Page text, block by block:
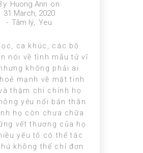
Huong Ann on
31 March, 2020
- Tâm lý,Yeu
ca khúc, các bộ
nói về tình mẫu tử vĩ
không phải ai
mạnh về mặt tinh
thậm chí chính họ
yêu nổi bản thân
họ còn chưa chữa
vết thương của họ.
yếu tố có thể tác
không thể chỉ đơn